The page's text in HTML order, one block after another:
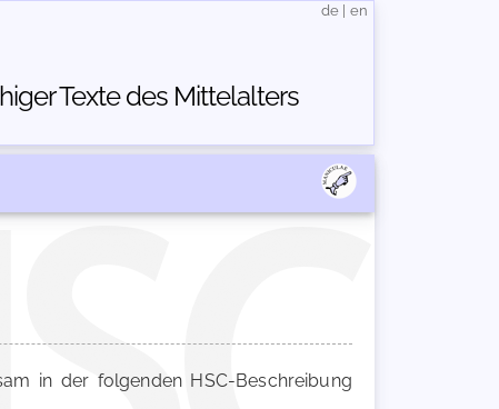
Texte des Mittelalters
de en
in der folgenden HSC-Beschreibung